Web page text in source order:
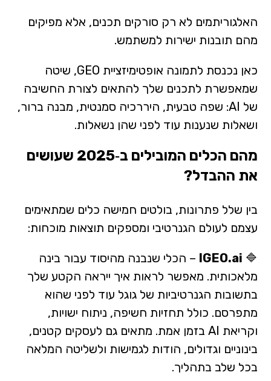
האלגוריתמים לא רק סורקים תכנים, אלא מפיקים
מהם תובנות ישירות למשתמש.
כאן נכנסת לתמונה אופטימיזציית GEO, שיטה
שמאפשרת לתכנים שלך להתאים לצורת החשיבה
של AI: שפה טבעית, היררכיה סמנטית, מבנה ברור,
ושאלות שנענות עוד לפני שהן נשאלות.
מהם הכלים המובילים ב‑2025 שעושים
את ההבדל?
בין שלל פתרונות, בולטים חמישה כלים שמתאימים
עצמם לעולם הגנרטיבי ומספקים תוצאות מוכחות:
🔷
IGEO.ai – הכלי שנבנה מהיסוד עבור בינה
מלאכותית. מאפשר לראות איך ייראה הקטע שלך
בתשובות הגנרטיביות של גוגל עוד לפני שהוא
מתפרסם. כולל תחזיות חשיפה, ניתוח ישויות,
וקריאת AI בזמן אמת. מתאים גם לעסקים קטנים,
בינוניים וגדולים, הודות לגמישות ולשליטה המלאה
בכל שלב בתהליך.